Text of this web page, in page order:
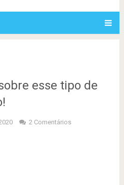
esse tipo de
2 Comentários